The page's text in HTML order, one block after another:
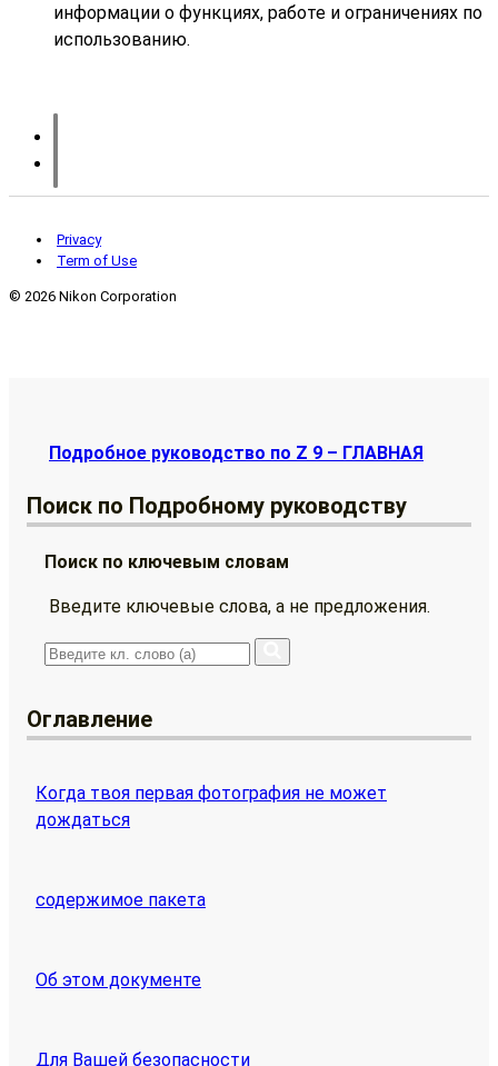
информации о функциях, работе и ограничениях по
использованию.
Privacy
Term of Use
© 2026 Nikon Corporation
Подробное руководство по Z 9 – ГЛАВНАЯ
Поиск по Подробному руководству
Поиск по ключевым словам
Введите ключевые слова, а не предложения.
Оглавление
Когда твоя первая фотография не может
дождаться
содержимое пакета
Об этом документе
Для Вашей безопасности